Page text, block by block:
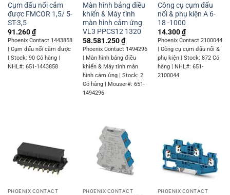
Cụm đấu nối cắm
được FMCOR 1,5/ 5-
ST-3,5
91.260₫
Phoenix Contact 1443858
| Cụm đấu nối cắm được
| Stock: 90 Có hàng |
NHL#: 651-1443858
Màn hình bảng điều
khiển & Máy tính
màn hình cảm ứng
VL3 PPCS12 1320
58.581.250₫
Phoenix Contact 1494296
| Màn hình bảng điều
khiển & Máy tính màn
hình cảm ứng | Stock: 2
Có hàng | Mouser#: 651-
1494296
Công cụ cụm đấu
nối & phụ kiện A 6-
18 -1000
14.300₫
Phoenix Contact 2100044
| Công cụ cụm đấu nối &
phụ kiện | Stock: 872 Có
hàng | NHL#: 651-
2100044
PHOENIX CONTACT PHOENIX CONTACT PHOENIX CONTACT